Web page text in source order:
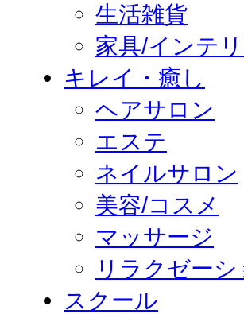
生活雑貨
家具/インテ
キレイ・癒し
ヘアサロン
エステ
ネイルサロン
美容/コスメ
マッサージ
リラクゼーシ
スクール